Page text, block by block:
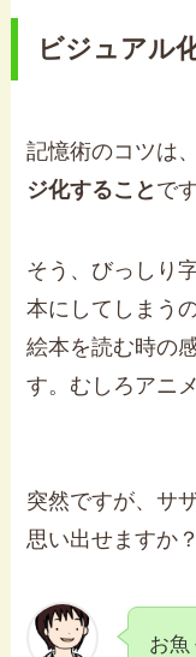
ビジュアル
記憶術のコツは
ジ化すること で
そう、びっしり
本にしてしまう
絵本を読む時の
す。むしろアニ
突然ですが、サ
思い出せますか？
お魚